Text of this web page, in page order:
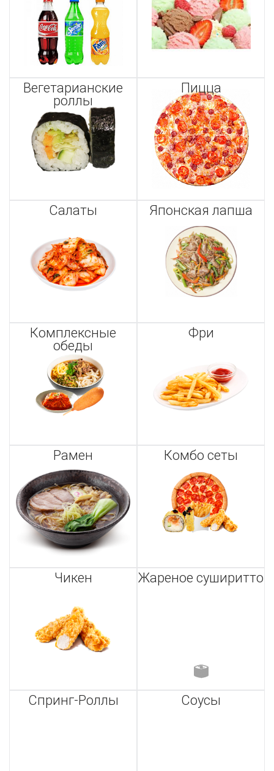
Вегетарианские
роллы
Пицца
Салаты Японская лапша
Комплексные
обеды
Фри
Рамен Комбо сеты
Чикен Жареное суширитто
Спринг-Роллы Соусы